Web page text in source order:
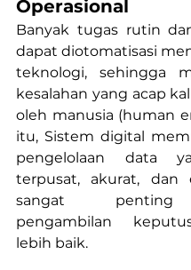
Operasional
Banyak tugas rutin
dapat diotomatisasi
teknologi, sehingga
kesalahan yang acap
oleh manusia (human
itu, Sistem digital
pengelolaan data
terpusat, akurat, dan
sangat
pengambilan
lebih baik.